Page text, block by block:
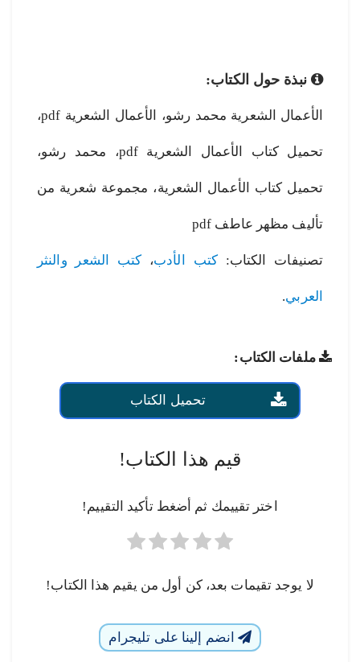
نبذة حول الكتاب:
الأعمال الشعرية محمد رشو، الأعمال الشعرية pdf،
تحميل كتاب الأعمال الشعرية pdf، محمد رشو،
تحميل كتاب الأعمال الشعرية، مجموعة شعرية من
تأليف مظهر عاطف pdf
تصنيفات الكتاب:كتب الأدب، كتب الشعر والنثر
العربي.
ملفات الكتاب:
تحميل الكتاب
قيم هذا الكتاب!
اختر تقييمك ثم أضغط تأكيد التقييم!
لا يوجد تقيمات بعد، كن أول من يقيم هذا الكتاب!
انضم إلينا على تليجرام